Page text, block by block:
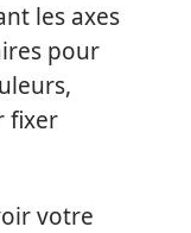
les axes
pour
fixer
votre